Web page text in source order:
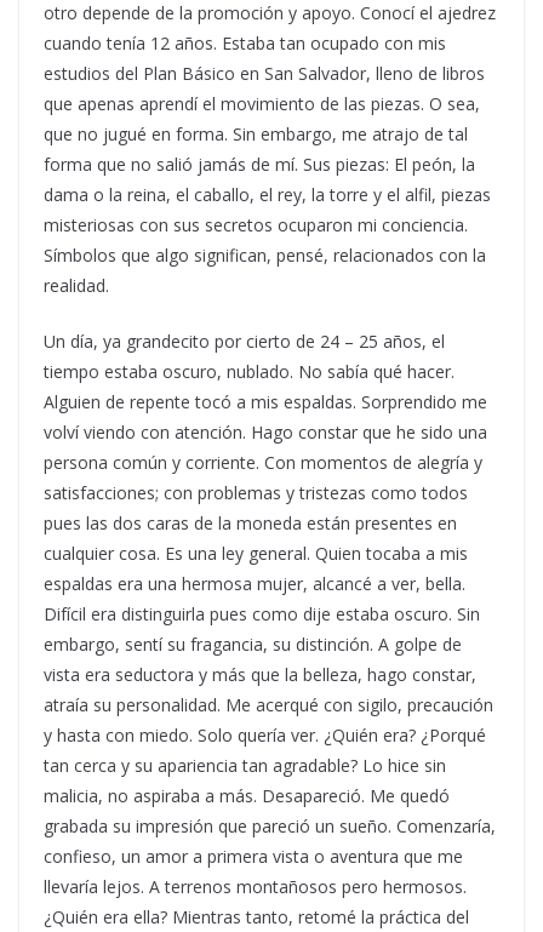
otro depende de la promoción y apoyo. Conocí el ajedrez
cuando tenía 12 años. Estaba tan ocupado con mis
estudios del Plan Básico en San Salvador, lleno de libros
que apenas aprendí el movimiento de las piezas. O sea,
que no jugué en forma. Sin embargo, me atrajo de tal
forma que no salió jamás de mí. Sus piezas: El peón, la
dama o la reina, el caballo, el rey, la torre y el alfil, piezas
misteriosas con sus secretos ocuparon mi conciencia.
Símbolos que algo significan, pensé, relacionados con la
realidad.
Un día, ya grandecito por cierto de 24 – 25 años, el
tiempo estaba oscuro, nublado. No sabía qué hacer.
Alguien de repente tocó a mis espaldas. Sorprendido me
volví viendo con atención. Hago constar que he sido una
persona común y corriente. Con momentos de alegría y
satisfacciones; con problemas y tristezas como todos
pues las dos caras de la moneda están presentes en
cualquier cosa. Es una ley general. Quien tocaba a mis
espaldas era una hermosa mujer, alcancé a ver, bella.
Difícil era distinguirla pues como dije estaba oscuro. Sin
embargo, sentí su fragancia, su distinción. A golpe de
vista era seductora y más que la belleza, hago constar,
atraía su personalidad. Me acerqué con sigilo, precaución
y hasta con miedo. Solo quería ver. ¿Quién era? ¿Porqué
tan cerca y su apariencia tan agradable? Lo hice sin
malicia, no aspiraba a más. Desapareció. Me quedó
grabada su impresión que pareció un sueño. Comenzaría,
confieso, un amor a primera vista o aventura que me
llevaría lejos. A terrenos montañosos pero hermosos.
¿Quién era ella? Mientras tanto, retomé la práctica del